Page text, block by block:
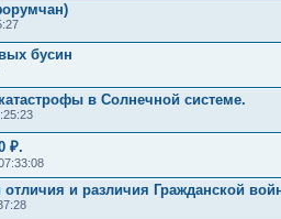
бусин
в Солнечной системе.
₽.
и различия Гражданской